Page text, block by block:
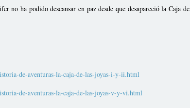
ha podido descansar en paz desde que desapareció la Caja de
de-aventuras-la-caja-de-las-joyas-i-y-ii.html
de-aventuras-la-caja-de-las-joyas-v-y-vi.html